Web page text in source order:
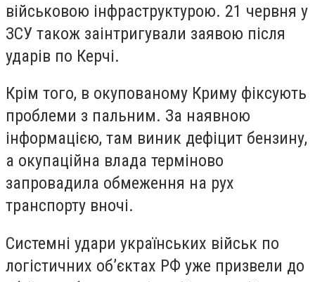
військовою інфраструктурою. 21 червня у
ЗСУ також заінтригували заявою після
ударів по Керчі.
Крім того, в окупованому Криму фіксують
проблеми з пальним. За наявною
інформацією, там виник дефіцит бензину,
а окупаційна влада терміново
запровадила обмеження на рух
транспорту вночі.
Системні удари українських військ по
логістичних об’єктах РФ уже призвели до